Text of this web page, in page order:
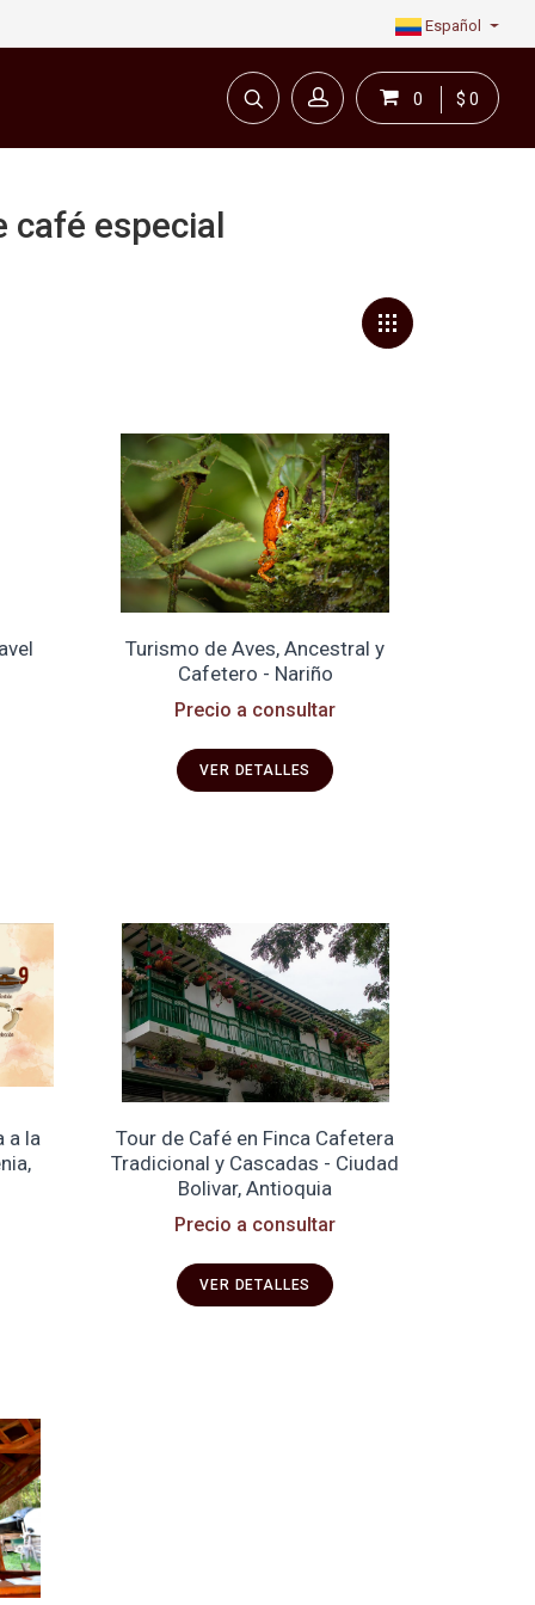
Español
0 $ 0
café especial
Turismo de Aves, Ancestral y
Cafetero - Nariño
Precio a consultar
VER DETALLES
a la
Tour de Café en Finca Cafetera
Tradicional y Cascadas - Ciudad
Bolivar, Antioquia
Precio a consultar
VER DETALLES